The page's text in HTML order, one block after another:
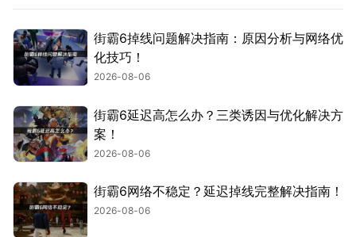
街霸6掉线问题解决指南：原因分析与网络优
化技巧！
2026-08-06
街霸6延迟高怎么办？三类诱因与优化解决方
案！
2026-08-06
街霸6网络不稳定？延迟掉线完整解决指南！
2026-08-06